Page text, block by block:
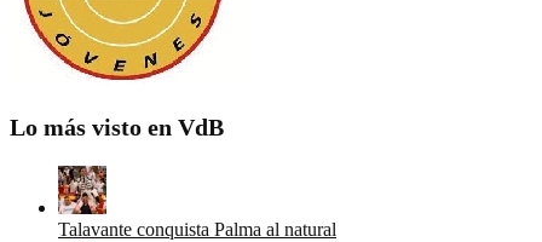
Lo más visto en VdB
Talavante conquista Palma al natural